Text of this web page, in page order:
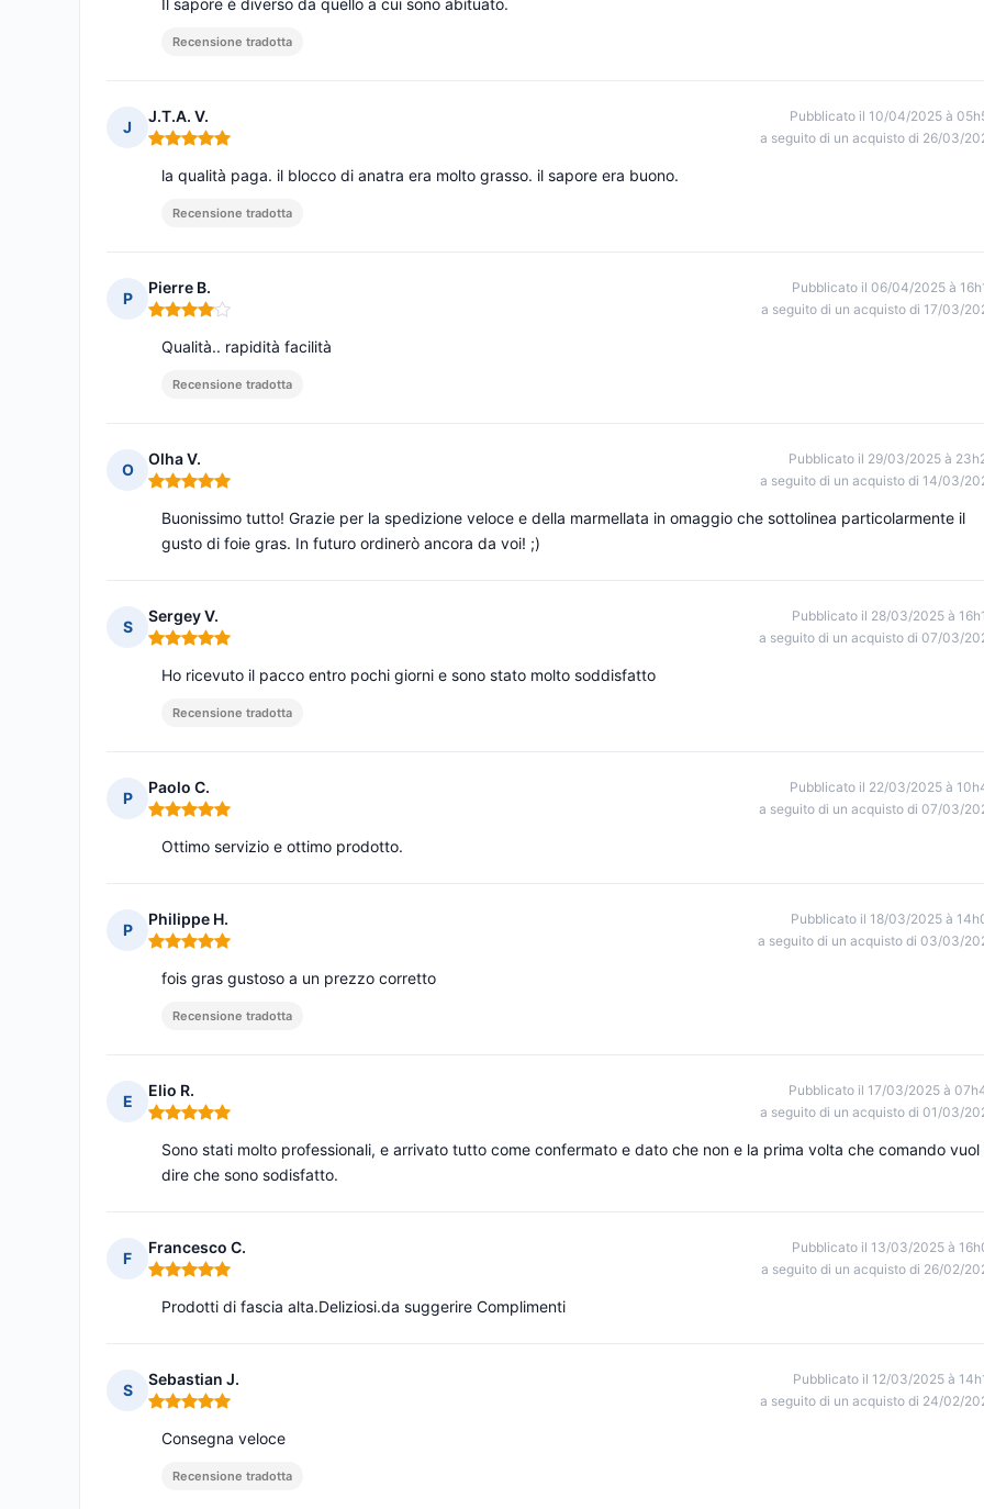
Il sapore è diverso da quello a cui sono abituato.
Recensione tradotta
J
J.T.A. V.
Nota: 5 su 5
Pubblicato il 10/04/2025 à
a seguito di un acquisto di 26/03/
la qualità paga. il blocco di anatra era molto grasso. il sapore era buono.
Recensione tradotta
P
Pierre B.
Nota: 4 su 5
Pubblicato il 06/04/2025 à
a seguito di un acquisto di 17/03/
Qualità.. rapidità facilità
Recensione tradotta
O
Olha V.
Nota: 5 su 5
Pubblicato il 29/03/2025 à
a seguito di un acquisto di 14/03/
Buonissimo tutto! Grazie per la spedizione veloce e della marmellata in omaggio che sottolinea particolarmente il
gusto di foie gras. In futuro ordinerò ancora da voi! ;)
S
Sergey V.
Nota: 5 su 5
Pubblicato il 28/03/2025 à
a seguito di un acquisto di 07/03/
Ho ricevuto il pacco entro pochi giorni e sono stato molto soddisfatto
Recensione tradotta
P
Paolo C.
Nota: 5 su 5
Pubblicato il 22/03/2025 à
a seguito di un acquisto di 07/03/
Ottimo servizio e ottimo prodotto.
P
Philippe H.
Nota: 5 su 5
Pubblicato il 18/03/2025 à
a seguito di un acquisto di 03/03/
fois gras gustoso a un prezzo corretto
Recensione tradotta
E
Elio R.
Nota: 5 su 5
Pubblicato il 17/03/2025 à
a seguito di un acquisto di 01/03/
Sono stati molto professionali, e arrivato tutto come confermato e dato che non e la prima volta che comando vuol
dire che sono sodisfatto.
F
Francesco C.
Nota: 5 su 5
Pubblicato il 13/03/2025 à
a seguito di un acquisto di 26/02/
Prodotti di fascia alta.Deliziosi.da suggerire Complimenti
S
Sebastian J.
Nota: 5 su 5
Pubblicato il 12/03/2025 à
a seguito di un acquisto di 24/02/
Consegna veloce
Recensione tradotta